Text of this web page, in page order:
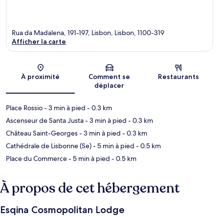
Carte
Rua da Madalena, 191-197, Lisbon, Lisbon, 1100-319
Afficher la carte
À proximité
Comment se
déplacer
Restaurants
Place Rossio- 3 min à pied - 0.3 km
Ascenseur de Santa Justa- 3 min à pied - 0.3 km
Château Saint-Georges- 3 min à pied - 0.3 km
Cathédrale de Lisbonne (Se)- 5 min à pied - 0.5 km
Place du Commerce- 5 min à pied - 0.5 km
À propos de cet hébergement
Esqina Cosmopolitan Lodge